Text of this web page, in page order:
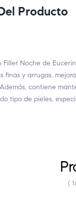
Producto
Filler Noche de
finas y arrugas,
contiene
tipo de pieles,
(